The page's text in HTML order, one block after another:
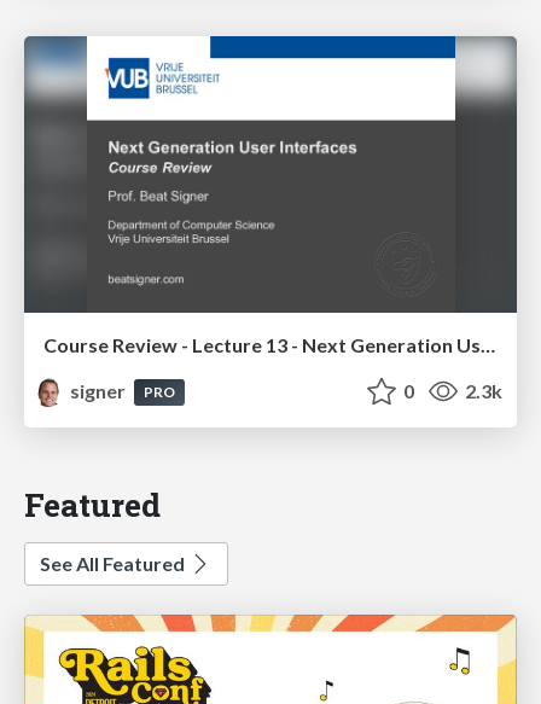
Course Review - Lecture 13 - Next Generation User Interfaces (4018166FNR)
signer
PRO 0 2.3k
Featured
See All Featured